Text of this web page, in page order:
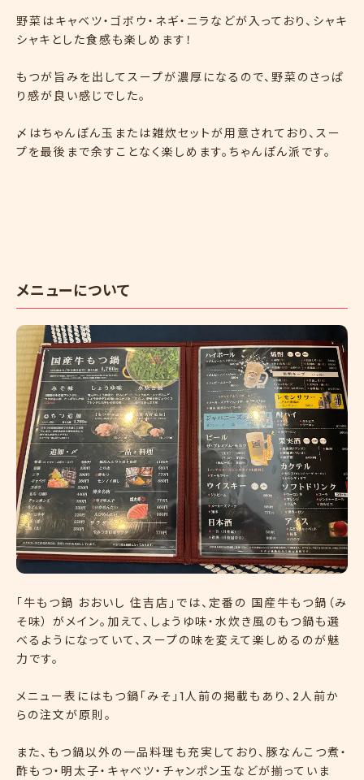
野菜はキャベツ・ゴボウ・ネギ・ニラなどが入っており、シャキ
シャキとした食感も楽しめます！
もつが旨みを出してスープが濃厚になるので、野菜のさっぱ
り感が良い感じでした。
〆はちゃんぽん玉または雑炊セットが用意されており、スー
プを最後まで余すことなく楽しめます。ちゃんぽん派です。
メニューについて
「牛もつ鍋 おおいし 住吉店」では、定番の 国産牛もつ鍋（み
そ味） がメイン。加えて、しょうゆ味・水炊き風のもつ鍋も選
べるようになっていて、スープの味を変えて楽しめるのが魅
力です。
メニュー表にはもつ鍋「みそ」1人前の掲載もあり、2人前か
らの注文が原則。
また、もつ鍋以外の一品料理も充実しており、豚なんこつ煮・
酢もつ・明太子・キャベツ・チャンポン玉などが揃っていま